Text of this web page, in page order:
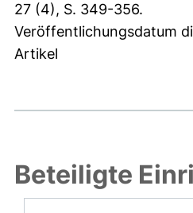
27 (4), S. 349-356.
Veröffentlichungsdatum
Artikel
Beteiligte